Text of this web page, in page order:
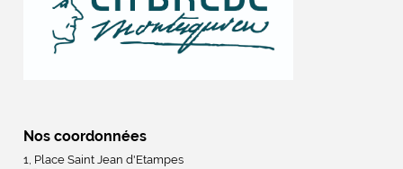
Nos coordonnées
1, Place Saint Jean d'Etampes